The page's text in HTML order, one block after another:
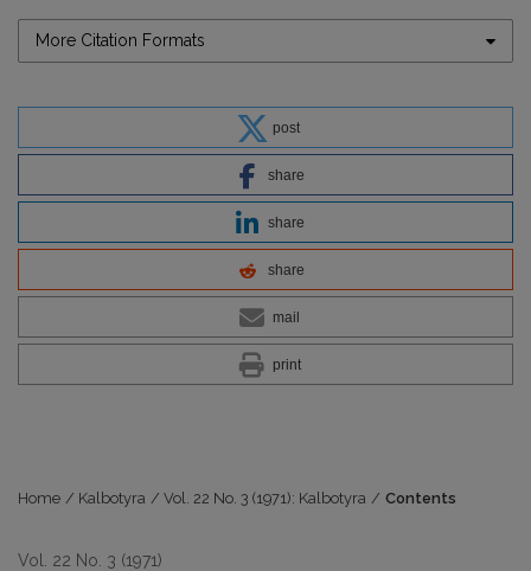
More Citation Formats
post
share
share
share
mail
print
Home / Kalbotyra / Vol. 22 No. 3 (1971): Kalbotyra / Contents
Vol. 22 No. 3 (1971)